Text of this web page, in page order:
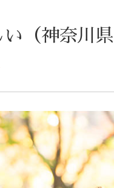
（神奈川